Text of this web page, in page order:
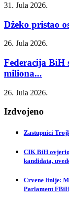
31. Jula 2026.
Džeko pristao
26. Jula 2026.
Federacija BiH
miliona...
26. Jula 2026.
Izdvojeno
Zastupnici
CIK BiH ovjerio
kandidata,
Crvene linije:
Parlament